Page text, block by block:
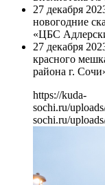
27 декабря
новогодние
«ЦБС
27 декабря
красного
района г.
https://kuda-
sochi.ru/
sochi.ru/